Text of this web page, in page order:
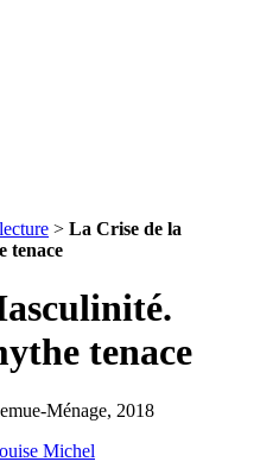
> La Crise de la
tenace
tenace
Ménage, 2018
Michel